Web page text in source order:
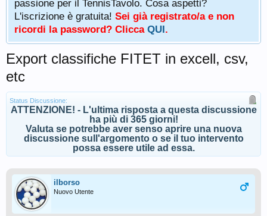
passione per il TennisTavolo. Cosa aspetti?
L'iscrizione è gratuita! Sei già registrato/a e non
ricordi la password? Clicca QUI.
Export classifiche FITET in excell, csv,
etc
Status Discussione:
ATTENZIONE! - L'ultima risposta a questa discussione
ha più di 365 giorni!
Valuta se potrebbe aver senso aprire una nuova
discussione sull'argomento o se il tuo intervento
possa essere utile ad essa.
ilborso
Nuovo Utente